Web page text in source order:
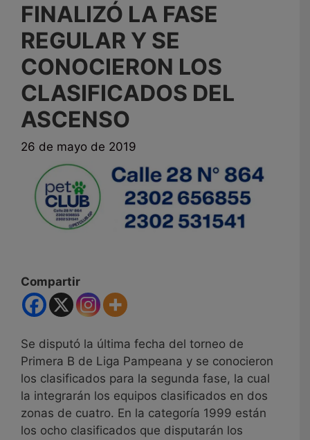
FINALIZÓ LA FASE
REGULAR Y SE
CONOCIERON LOS
CLASIFICADOS DEL
ASCENSO
26 de mayo de 2019
Compartir
Se disputó la última fecha del torneo de
Primera B de Liga Pampeana y se conocieron
los clasificados para la segunda fase, la cual
la integrarán los equipos clasificados en dos
zonas de cuatro. En la categoría 1999 están
los ocho clasificados que disputarán los